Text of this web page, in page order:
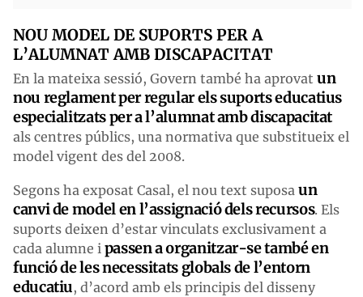
NOU MODEL DE SUPORTS PER A
L’ALUMNAT AMB DISCAPACITAT
En la mateixa sessió, Govern també ha aprovat un
nou reglament per regular els suports educatius
especialitzats per a l’alumnat amb discapacitat
als centres públics, una normativa que substitueix el
model vigent des del 2008.
Segons ha exposat Casal, el nou text suposa un
canvi de model en l’assignació dels recursos. Els
suports deixen d’estar vinculats exclusivament a
cada alumne i passen a organitzar-se també en
funció de les necessitats globals de l’entorn
educatiu, d’acord amb els principis del disseny